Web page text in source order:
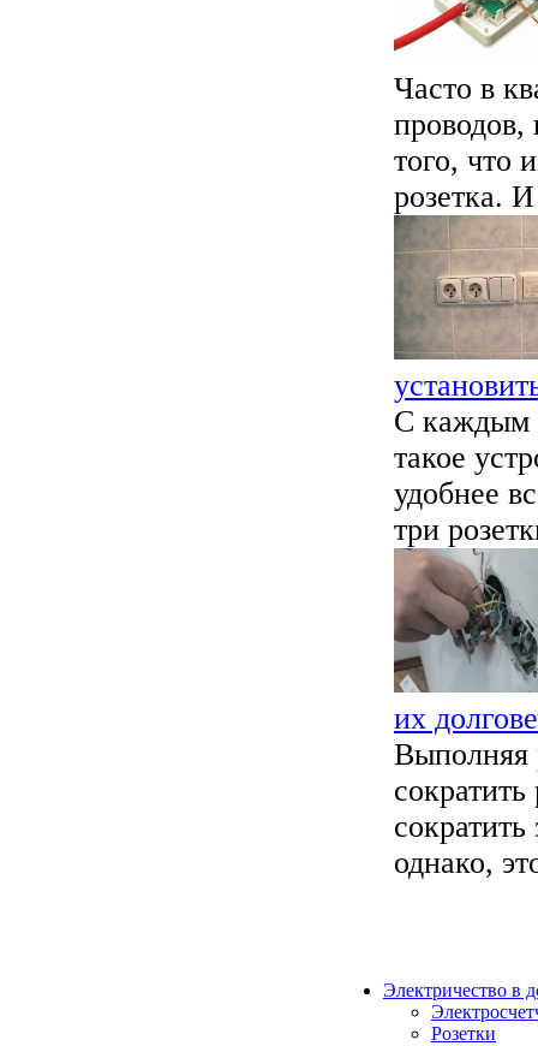
Часто в
проводов,
того, что
розетка.
С каждым
такое
удобнее
три
их
Выполняя
однако,
Электричество в
Розетки